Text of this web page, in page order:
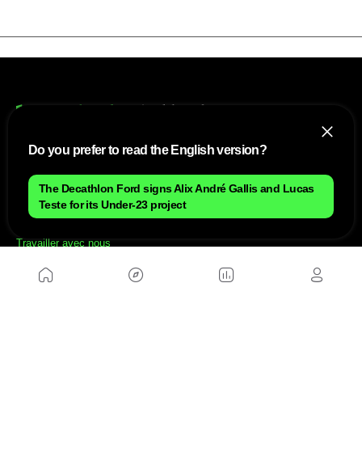
NOUS
Plan du site
Travailler avec nous
SITES D'AMIS
Do you prefer to read the English version?
The Decathlon Ford signs Alix André Gallis and Lucas
Teste for its Under-23 project